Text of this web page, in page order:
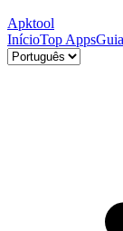
Apktool
InícioTop Apps